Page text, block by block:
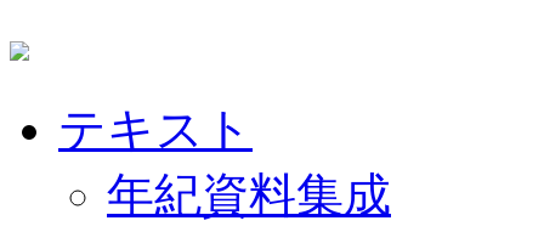
テキスト
年紀資料集成